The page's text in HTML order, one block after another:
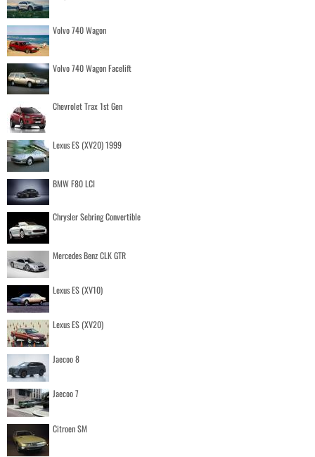
Volvo 740 Wagon
Volvo 740 Wagon Facelift
Chevrolet Trax 1st Gen
Lexus ES (XV20) 1999
BMW F80 LCI
Chrysler Sebring Convertible
Mercedes Benz CLK GTR
Lexus ES (XV10)
Lexus ES (XV20)
Jaecoo 8
Jaecoo 7
Citroen SM